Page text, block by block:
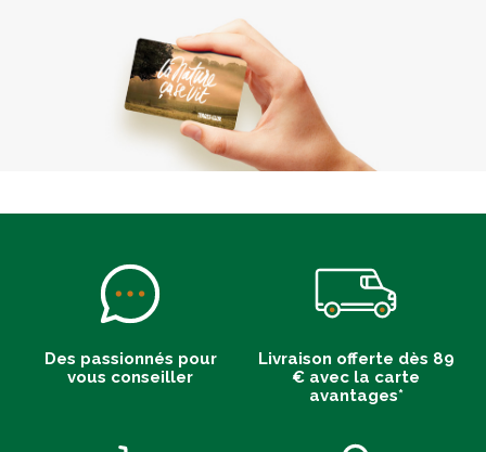
Des passionnés pour
vous conseiller
Livraison offerte dès 89
€ avec la carte
avantages*